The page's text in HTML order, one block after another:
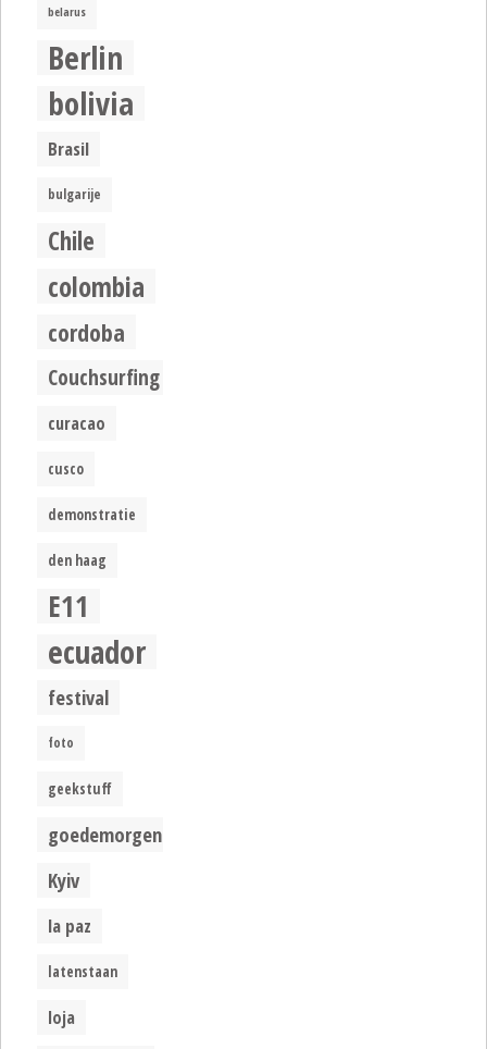
belarus
Berlin
bolivia
Brasil
bulgarije
Chile
colombia
cordoba
Couchsurfing
curacao
cusco
demonstratie
den haag
E11
ecuador
festival
foto
geekstuff
goedemorgen
Kyiv
la paz
latenstaan
loja